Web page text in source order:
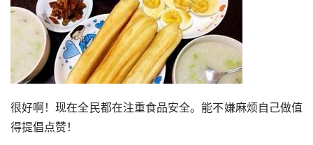
很好啊！现在全民都在注重食品安全。能不嫌麻烦自己做值
得提倡点赞！